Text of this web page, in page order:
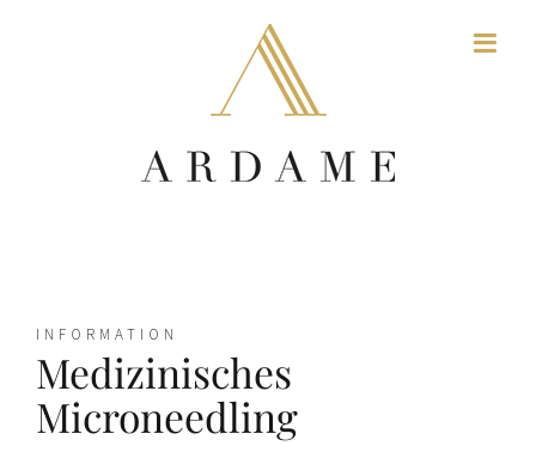
INFORMATION
Medizinisches
Microneedling